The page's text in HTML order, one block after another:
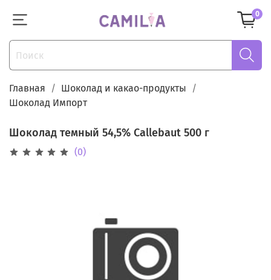
0
Главная
Шоколад и какао-продукты
Шоколад Импорт
Шоколад темный 54,5% Callebaut 500 г
(0)